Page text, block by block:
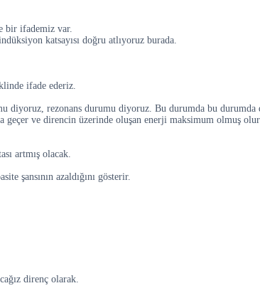
bir ifademiz var.
katsayısı doğru atlıyoruz burada.
ifade ederiz.
rezonans durumu diyoruz. Bu durumda bu
ve direncin üzerinde oluşan enerji maksimum olmuş
artmış olacak.
şansının azaldığını gösterir.
direnç olarak.